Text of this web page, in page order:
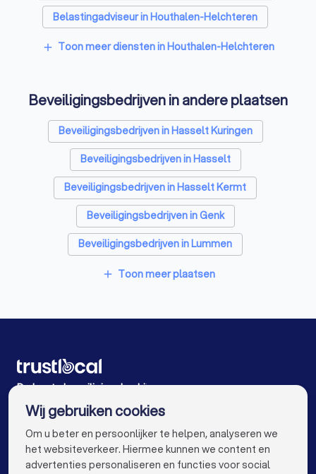
Belastingadviseur in Houthalen-Helchteren
Videografen in Houthalen-Helchteren
add Toon meer diensten in Houthalen-Helchteren
Beveiligingsbedrijven in andere plaatsen
Beveiligingsbedrijven in Hasselt Kuringen
Beveiligingsbedrijven in Hasselt
Beveiligingsbedrijven in Hasselt Kermt
Beveiligingsbedrijven in Genk
Beveiligingsbedrijven in Lummen
Beveiligingsbedrijven in Opglabbeek
Beveiligingsbedrijven in Tessenderlo
Beveiligingsbedrijven in Mol
Beveiligingsbedrijven in Antwerpen
Beveiligingsbedrijven in Gent
Beveiligingsbedrijven in Brugge
add Toon meer plaatsen
De beste beveiligingsbedrijven voor u
Wij gebruiken cookies
Om u beter en persoonlijker te helpen, analyseren we
het websiteverkeer. Hiermee kunnen we content en
advertenties personaliseren en functies voor social